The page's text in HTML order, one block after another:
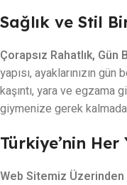
Sağlık ve Stil
Çorapsız Rahatlık, Gün
yapısı, ayaklarınızın
kaşıntı, yara ve egzama
giymenize gerek
Türkiye’nin Her
Web Sitemiz